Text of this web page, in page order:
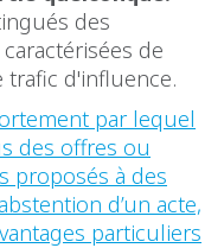
des
de
d'influence.
par lequel
des offres ou
proposés à des
d’un acte,
particuliers